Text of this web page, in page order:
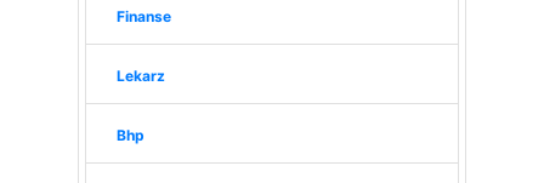
Finanse
Lekarz
Bhp